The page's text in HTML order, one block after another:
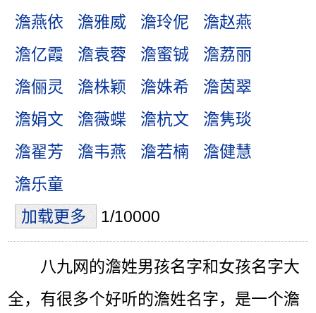
澹燕依
澹雅威 澹玲伲
澹赵燕
澹亿霞
澹袁蓉 澹蜜铖
澹荔丽
澹俪灵
澹株颖 澹姝希
澹茵翠
澹娟文
澹薇蝶 澹杭文
澹隽琰
澹翟芳
澹韦燕 澹若楠
澹健慧
澹乐童
加载更多
1/10000
八九网的澹姓男孩名字和女孩名字大
全，有很多个好听的澹姓名字，是一个澹